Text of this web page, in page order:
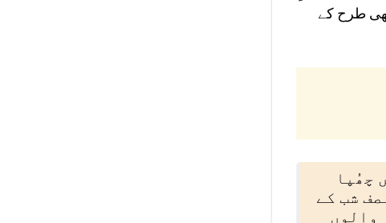
طرح کے
چھُپا
شب کے
والوں